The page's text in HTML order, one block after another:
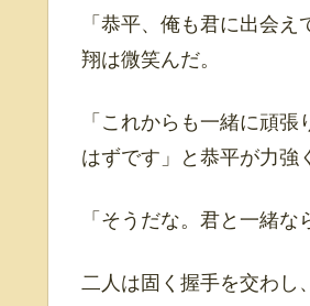
「恭平、俺も君に出会
翔は微笑んだ。
「これからも一緒に頑
はずです」と恭平が力強
「そうだな。君と一緒
二人は固く握手を交わし